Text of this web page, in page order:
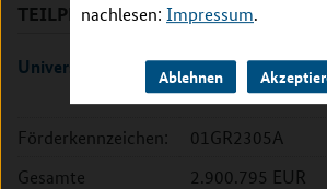
nachlesen: Impressum.
Ablehnen
TEILPROJEKTE
Universitätsklinikum Jena
Förderkennzeichen:
01GR2305A
Gesamte
2.900.795 EUR